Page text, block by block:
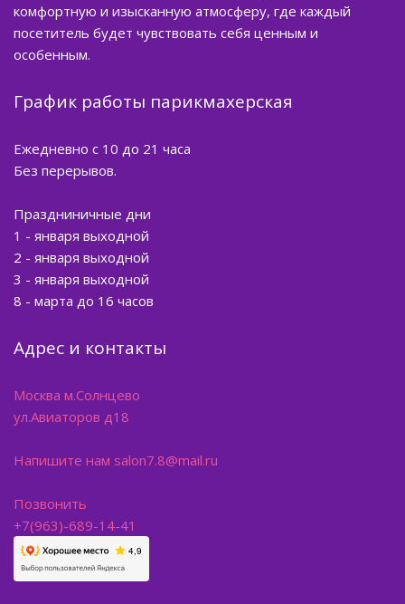
комфортную и изысканную атмосферу, где каждый
посетитель будет чувствовать себя ценным и
особенным.
График работы парикмахерская
Ежедневно с 10 до 21 часа
Без перерывов.
Праздниничные дни
1 - января выходной
2 - января выходной
3 - января выходной
8 - марта до 16 часов
Адрес и контакты
Москва м.Солнцево
ул.Авиаторов д18
Напишите нам salon7.8@mail.ru
Позвонить
+7(963)-689-14-41